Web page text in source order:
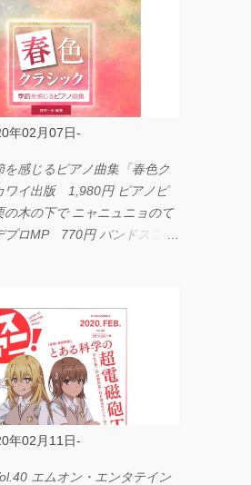
年02月07日-
を感じるピアノ曲集「春色ク
ワイ出版 1,980円 ピアノピ
の木の下で ニャニュニョのて
プロMP 770円 バンドスコア
． Official髭男dism やさしく
ピース フェアリー 660円
of the Heavens 春畑道哉
フェアリー 825円
年02月11日-
エムオン・エンタテイン